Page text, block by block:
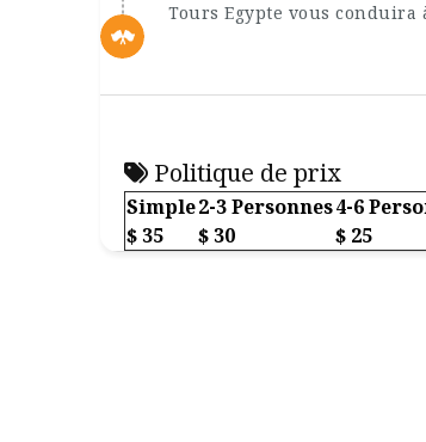
Tours Egypte vous conduira
Politique de prix
Simple2-3 Personnes4-6
$ 35
$ 30 $ 25